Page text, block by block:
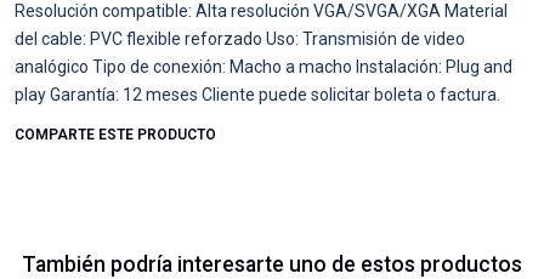
Resolución compatible: Alta resolución VGA/SVGA/XGA Material
del cable: PVC flexible reforzado Uso: Transmisión de video
analógico Tipo de conexión: Macho a macho Instalación: Plug and
play Garantía: 12 meses Cliente puede solicitar boleta o factura.
COMPARTE ESTE PRODUCTO
También podría interesarte uno de estos productos